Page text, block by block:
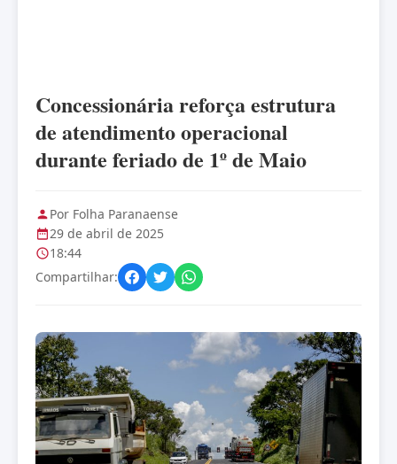
Concessionária reforça estrutura
de atendimento operacional
durante feriado de 1º de Maio
Por Folha Paranaense
29 de abril de 2025
18:44
Compartilhar: